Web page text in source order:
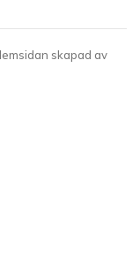
skapad av